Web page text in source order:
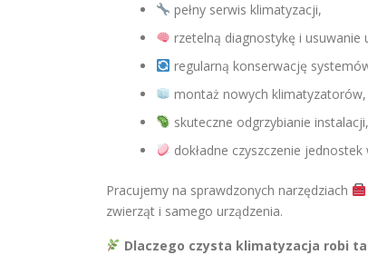
pełny serwis klimatyzacji,
rzetelną diagnostykę i usuwanie
regularną konserwację
montaż nowych klimatyzatorów,
skuteczne odgrzybianie instalacji,
dokładne czyszczenie
Pracujemy na sprawdzonych narzędziach
zwierząt i samego urządzenia.
Dlaczego czysta klimatyzacja robi